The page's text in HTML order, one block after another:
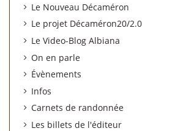
Le Nouveau Décaméron
Le projet Décaméron20/2.0
Le Video-Blog Albiana
On en parle
Évènements
Infos
Carnets de randonnée
Les billets de l'éditeur